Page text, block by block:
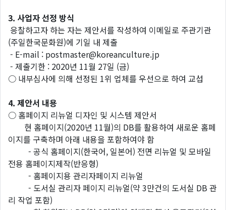
3. 사업자 선정 방식
응찰하고자 하는 자는 제안서를 작성하여 이메일로 주관기관
(주일한국문화원)에 기일 내 제출
- E-mail : postmaster@koreanculture.jp
- 제출기한 : 2020년 11월 27일 (금)
○ 내부심사에 의해 선정된 1위 업체를 우선으로 하여 교섭
4. 제안서 내용
○ 홈페이지 리뉴얼 디자인 및 시스템 제안서
현 홈페이지(2020년 11월)의 DB를 활용하여 새로운 홈페
이지를 구축하며 아래 내용을 포함하여야 함
- 공식 홈페이지(한국어, 일본어) 전면 리뉴얼 및 모바일
전용 홈페이지제작(반응형)
- 홈페이지용 관리자페이지 리뉴얼
- 도서실 관리자 페이지 리뉴얼(약 3만건의 도서실 DB 관
리 작업 포함)